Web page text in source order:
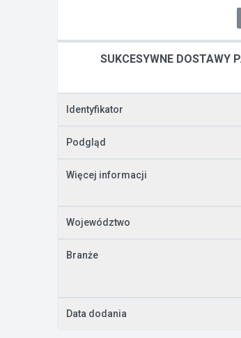
SUKCESYWNE DOSTAWY
Identyfikator
Podgląd
Więcej informacji
Województwo
Branże
Data dodania